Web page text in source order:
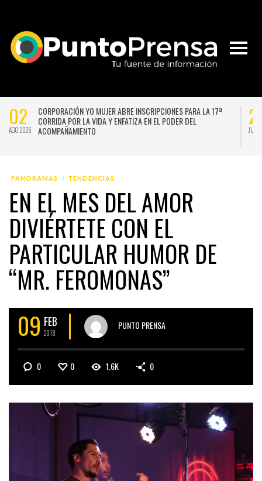
02
AGO 2026
CORPORACIÓN YO MUJER ABRE INSCRIPCIONES PARA LA 17ª
CORRIDA POR LA VIDA Y ENFATIZA EN EL PODER DEL
ACOMPAÑAMIENTO
JUL
PANORAMAS TENDENCIAS
EN EL MES DEL AMOR
DIVIÉRTETE CON EL
PARTICULAR HUMOR DE
“MR. FEROMONAS”
09 FEB
2018
PUNTO PRENSA
0 0 1.6K 0